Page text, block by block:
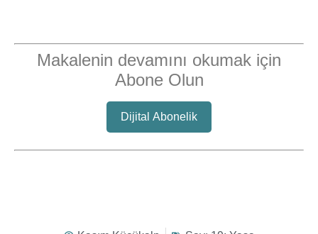
Makalenin devamını okumak için
Abone Olun
Dijital Abonelik